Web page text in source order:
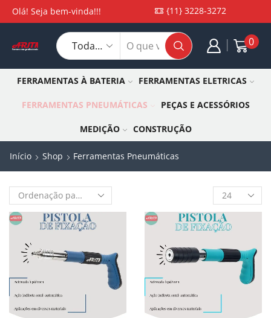
Olá! Seja bem-vinda!!! {11} 3228-3272
0
FERRAMENTAS À BATERIA FERRAMENTAS ELETRICAS
FERRAMENTAS PNEUMÁTICAS PEÇAS E ACESSÓRIOS
MEDIÇÃO CONSTRUÇÃO
Início Shop Ferramentas Pneumáticas